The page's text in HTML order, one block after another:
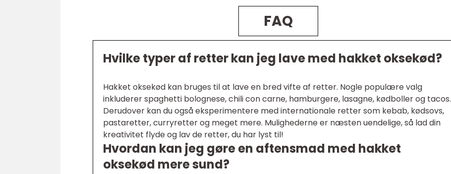
FAQ
Hvilke typer af retter kan jeg lave med hakket oksekød?
Hakket oksekød kan bruges til at lave en bred vifte af retter. Nogle populære valg
inkluderer spaghetti bolognese, chili con carne, hamburgere, lasagne, kødboller og tacos.
Derudover kan du også eksperimentere med internationale retter som kebab, kødsovs,
pastaretter, curryretter og meget mere. Mulighederne er næsten uendelige, så lad din
kreativitet flyde og lav de retter, du har lyst til!
Hvordan kan jeg gøre en aftensmad med hakket
oksekød mere sund?